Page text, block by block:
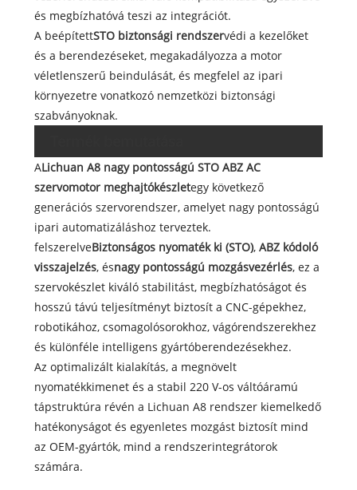
és megbízhatóvá teszi az integrációt.
A beépítettSTO biztonsági rendszervédi a kezelőket
és a berendezéseket, megakadályozza a motor
véletlenszerű beindulását, és megfelel az ipari
környezetre vonatkozó nemzetközi biztonsági
szabványoknak.
ALichuan A8 nagy pontosságú STO ABZ AC
szervomotor meghajtókészletegy következő
generációs szervorendszer, amelyet nagy pontosságú
ipari automatizáláshoz terveztek.
felszerelveBiztonságos nyomaték ki (STO), ABZ kódoló
visszajelzés, ésnagy pontosságú mozgásvezérlés, ez a
szervokészlet kiváló stabilitást, megbízhatóságot és
hosszú távú teljesítményt biztosít a CNC-gépekhez,
robotikához, csomagolósorokhoz, vágórendszerekhez
és különféle intelligens gyártóberendezésekhez.
Az optimalizált kialakítás, a megnövelt
nyomatékkimenet és a stabil 220 V-os váltóáramú
tápstruktúra révén a Lichuan A8 rendszer kiemelkedő
hatékonyságot és egyenletes mozgást biztosít mind
az OEM-gyártók, mind a rendszerintegrátorok
számára.